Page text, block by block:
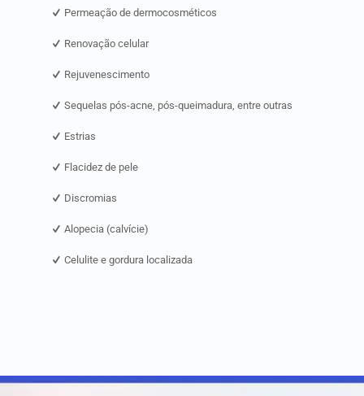
Permeação de dermocosméticos
Renovação celular
Rejuvenescimento
Sequelas pós-acne, pós-queimadura, entre outras
Estrias
Flacidez de pele
Discromias
Alopecia (calvície)
Celulite e gordura localizada